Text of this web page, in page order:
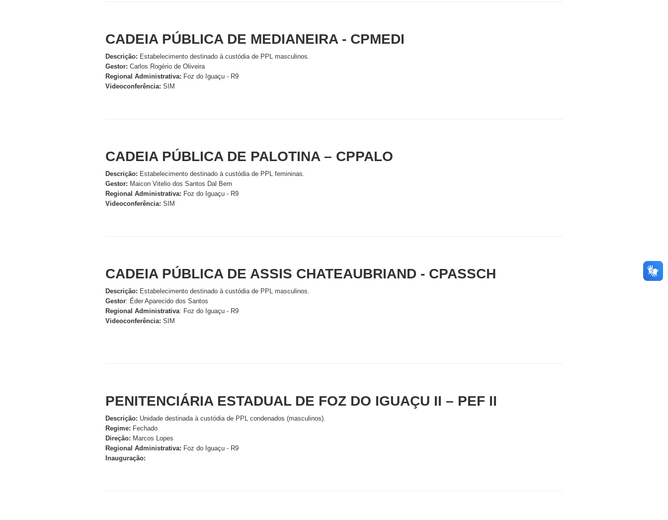
CADEIA PÚBLICA DE MEDIANEIRA - CPMEDI
Descrição: Estabelecimento destinado à custódia de PPL masculinos.
Gestor: Carlos Rogério de Oliveira
Regional Administrativa: Foz do Iguaçu - R9
Videoconferência: SIM
CADEIA PÚBLICA DE PALOTINA – CPPALO
Descrição: Estabelecimento destinado à custódia de PPL femininas.
Gestor: Maicon Vitelio dos Santos Dal Bem
Regional Administrativa: Foz do Iguaçu - R9
Videoconferência: SIM
CADEIA PÚBLICA DE ASSIS CHATEAUBRIAND - CPASSCH
Descrição: Estabelecimento destinado à custódia de PPL masculinos.
Gestor: Éder Aparecido dos Santos
Regional Administrativa: Foz do Iguaçu - R9
Videoconferência: SIM
PENITENCIÁRIA ESTADUAL DE FOZ DO IGUAÇU II – PEF II
Descrição: Unidade destinada à custódia de PPL condenados (masculinos).
Regime: Fechado
Direção: Marcos Lopes
Regional Administrativa: Foz do Iguaçu - R9
Inauguração: